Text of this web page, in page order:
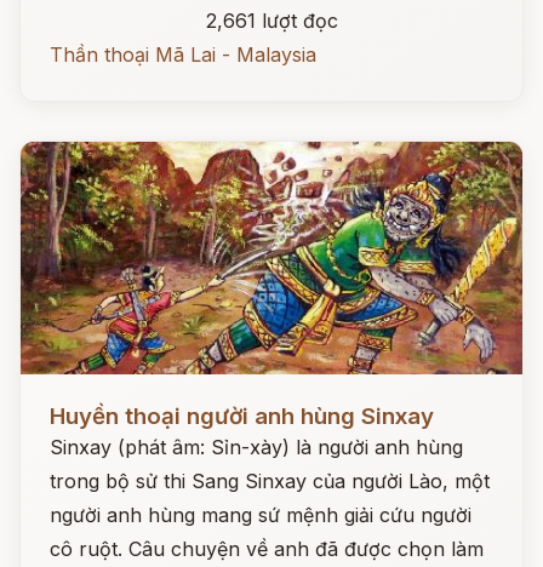
2,661 lượt đọc
Thần thoại Mã Lai - Malaysia
Đọc ngay
Huyền thoại người anh hùng Sinxay
Sinxay (phát âm: Sỉn-xày) là người anh hùng
trong bộ sử thi Sang Sinxay của người Lào, một
người anh hùng mang sứ mệnh giải cứu người
cô ruột. Câu chuyện về anh đã được chọn làm